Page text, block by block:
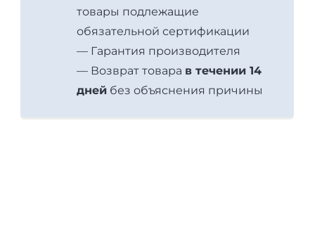
товары подлежащие
обязательной сертификации
— Гарантия производителя
— Возврат товара в течении 14
дней без объяснения причины